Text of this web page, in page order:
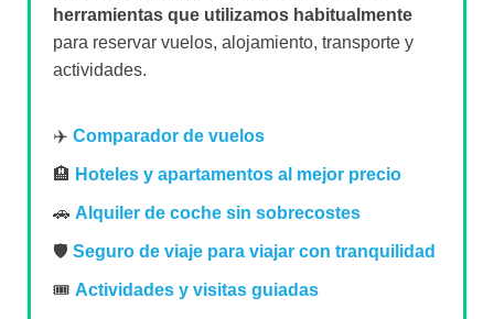
herramientas que utilizamos habitualmente
para reservar vuelos, alojamiento, transporte y
actividades.
✈️ Comparador de vuelos
🏨 Hoteles y apartamentos al mejor precio
🚗 Alquiler de coche sin sobrecostes
🛡️ Seguro de viaje para viajar con tranquilidad
🎟️ Actividades y visitas guiadas